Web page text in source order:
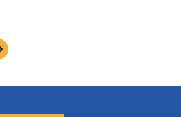
% à changes constants et en retrait
Sur l’exercice, le laboratoire